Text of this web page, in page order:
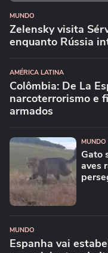
MUNDO
Zelensky visita
enquanto Rússia
AMÉRICA LATINA
Colômbia: De La
narcoterrorismo e
armados
MUNDO
Gato
aves
MUNDO
Espanha vai